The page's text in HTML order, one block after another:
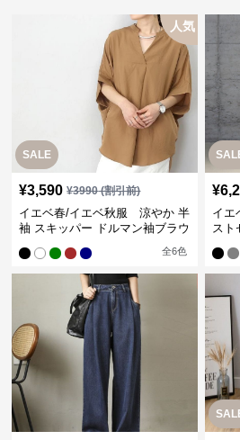
SALE
人気
¥3,590 ¥3990(割引前)
イエベ春/イエベ秋服 涼やか 半
袖 スキッパー ドルマン袖ブラウ
全6色
¥
イエ
スト